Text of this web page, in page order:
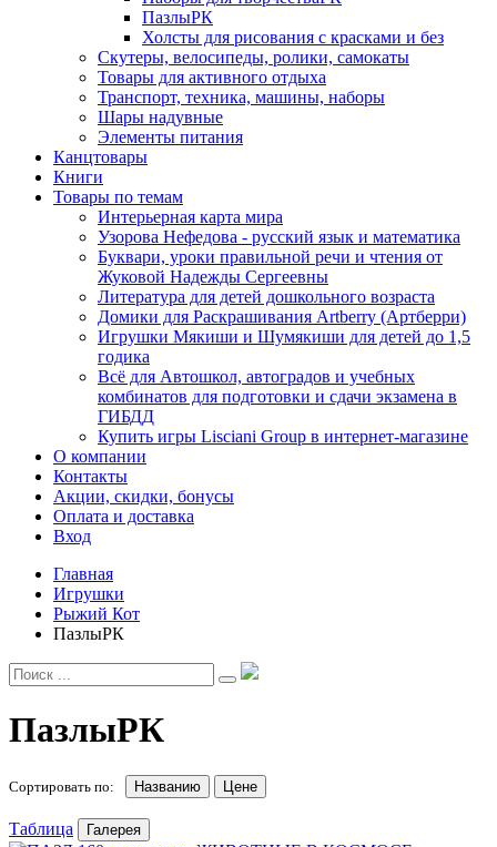
ПазлыРК
Холсты для рисования с красками и без
Скутеры, велосипеды, ролики, самокаты
Товары для активного отдыха
Транспорт, техника, машины, наборы
Шары надувные
Элементы питания
Канцтовары
Книги
Товары по темам
Интерьерная карта мира
Узорова Нефедова - русский язык и математика
Буквари, уроки правильной речи и чтения от
Жуковой Надежды Сергеевны
Литература для детей дошкольного возраста
Домики для Раскрашивания Artberry (Артберри)
Игрушки Мякиши и Шумякиши для детей до 1,5
годика
Всё для Автошкол, автоградов и учебных
комбинатов для подготовки и сдачи экзамена в
ГИБДД
Купить игры Lisciani Group в интернет-магазине
О компании
Контакты
Акции, скидки, бонусы
Оплата и доставка
Вход
Главная
Игрушки
Рыжий Кот
ПазлыРК
ПазлыРК
Сортировать по: Названию Цене
Таблица Галерея